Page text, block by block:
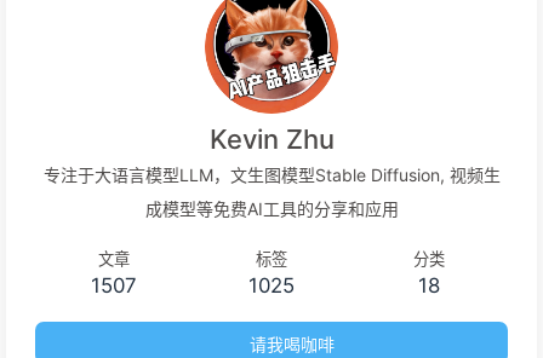
Kevin Zhu
专注于大语言模型LLM，文生图模型Stable Diffusion, 视频生
成模型等免费AI工具的分享和应用
文章
1507
标签
1025
分类
18
请我喝咖啡